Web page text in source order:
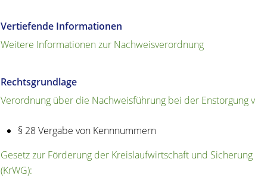
Vertiefende Informationen
Weitere Informationen zur Nachweisverordnung
Rechtsgrundlage
Verordnung über die Nachweisführung bei der Enstorgung
§ 28 Vergabe von Kennnummern
Gesetz zur Förderung der Kreislaufwirtschaft und
(KrWG):